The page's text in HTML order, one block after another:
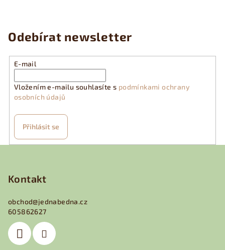
Odebírat newsletter
E-mail
Vložením e-mailu souhlasíte s podmínkami ochrany
osobních údajů
Přihlásit se
Kontakt
obchod@jednabedna.cz
605862627